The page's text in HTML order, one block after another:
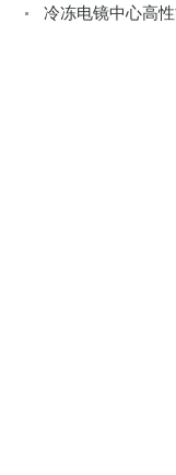
冷冻电镜中心高